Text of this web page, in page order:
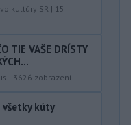
kultúry SR | 15
TIE VAŠE DRÍSTY
| 3626 zobrazení
všetky kúty